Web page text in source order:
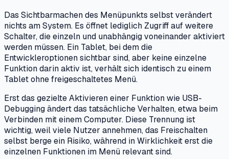
Das Sichtbarmachen des Menüpunkts selbst verändert
nichts am System. Es öffnet lediglich Zugriff auf weitere
Schalter, die einzeln und unabhängig voneinander aktiviert
werden müssen. Ein Tablet, bei dem die
Entwickleroptionen sichtbar sind, aber keine einzelne
Funktion darin aktiv ist, verhält sich identisch zu einem
Tablet ohne freigeschaltetes Menü.
Erst das gezielte Aktivieren einer Funktion wie USB-
Debugging ändert das tatsächliche Verhalten, etwa beim
Verbinden mit einem Computer. Diese Trennung ist
wichtig, weil viele Nutzer annehmen, das Freischalten
selbst berge ein Risiko, während in Wirklichkeit erst die
einzelnen Funktionen im Menü relevant sind.